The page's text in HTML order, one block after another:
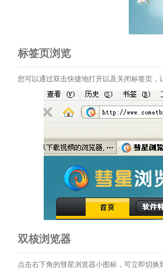
标签页浏览
您可以通过双击快捷地打开以及关闭标签页，
双核浏览器
点击右下角的彗星浏览器小图标，可立即切